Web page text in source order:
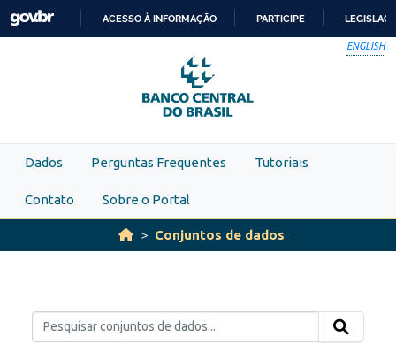
Skip to main content
PARA
O
CONTEÚDO
ACESSO À INFORMAÇÃO PARTICIPE
ENGLISH
Dados Perguntas Frequentes Tutoriais
Contato Sobre o Portal
Conjuntos de dados